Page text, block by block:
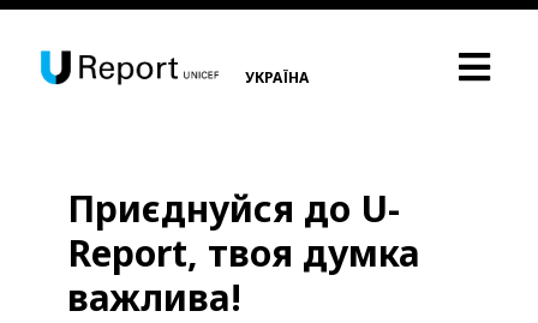
УКРАЇНА
Приєднуйся до U-
Report, твоя думка
важлива!